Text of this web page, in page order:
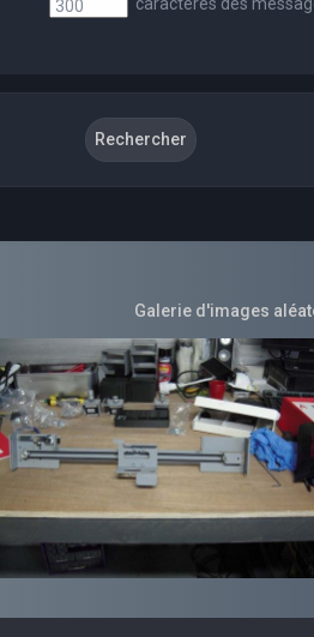
caractères des
Galerie d'images